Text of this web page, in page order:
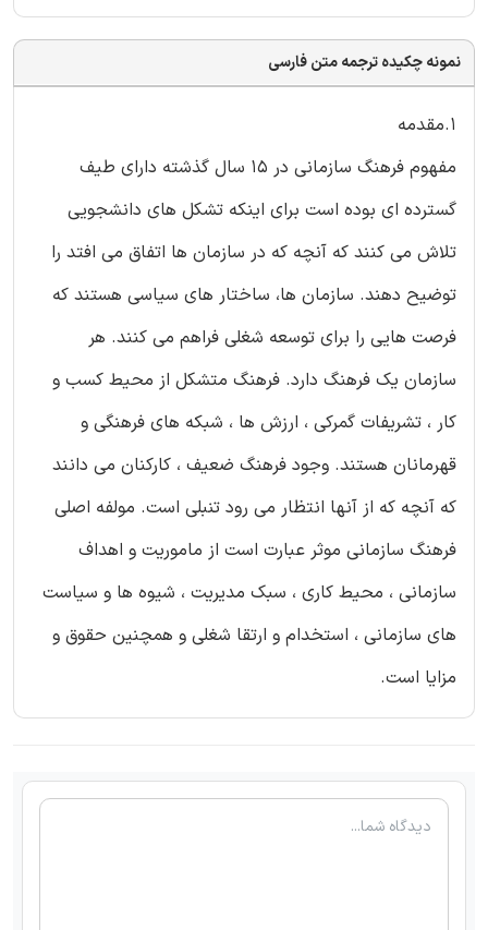
نمونه چکیده ترجمه متن فارسی
1.مقدمه
مفهوم فرهنگ سازمانی در 15 سال گذشته دارای طیف
گسترده ای بوده است برای اینکه تشکل های دانشجویی
تلاش می کنند که آنچه که در سازمان ها اتفاق می افتد را
توضیح دهند. سازمان ها، ساختار های سیاسی هستند که
فرصت هایی را برای توسعه شغلی فراهم می کنند. هر
سازمان یک فرهنگ دارد. فرهنگ متشکل از محیط کسب و
کار ، تشریفات گمرکی ، ارزش ها ، شبکه های فرهنگی و
قهرمانان هستند. وجود فرهنگ ضعیف ، کارکنان می دانند
که آنچه که از آنها انتظار می رود تنبلی است. مولفه اصلی
فرهنگ سازمانی موثر عبارت است از ماموریت و اهداف
سازمانی ، محیط کاری ، سبک مدیریت ، شیوه ها و سیاست
های سازمانی ، استخدام و ارتقا شغلی و همچنین حقوق و
مزایا است.